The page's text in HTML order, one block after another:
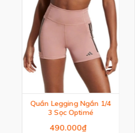
Quần Legging Ngắn 1/4
3 Sọc Optimé
490.000₫